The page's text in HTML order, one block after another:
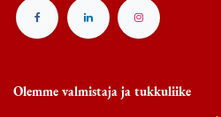
Olemme valmistaja ja tukkuliike